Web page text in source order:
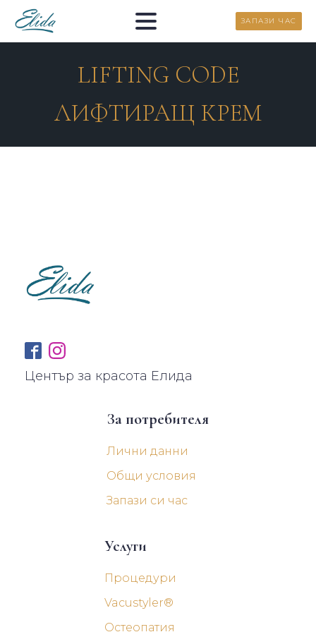
ЗАПАЗИ ЧАС
LIFTING CODE
ЛИФТИРАЩ КРЕМ
Център за красота Елида
За потребителя
Лични данни
Общи условия
Запази си час
Услуги
Процедури
Vacustyler®
Остеопатия